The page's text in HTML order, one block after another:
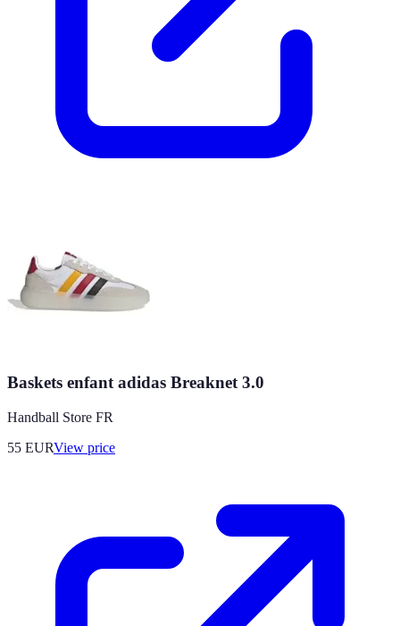
Baskets enfant adidas Breaknet 3.0
Handball Store FR
55 EURView price